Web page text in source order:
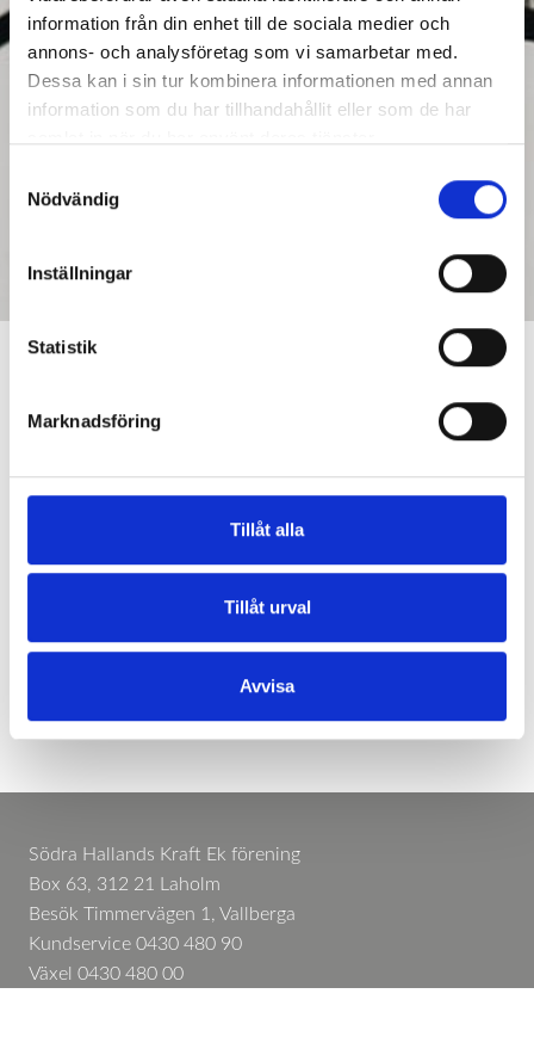
information från din enhet till de sociala medier och
annons- och analysföretag som vi samarbetar med.
Dessa kan i sin tur kombinera informationen med annan
information som du har tillhandahållit eller som de har
Nödvändig
Inställningar
Statistik
Marknadsföring
Tillåt alla
Tillåt urval
Avvisa
Under vecka 16 eller 17 kommer vi utföra
elnätsområde. Det gör vi med hjälp av helikopter
Det kan innebära viss bullerstörning och det kan
även störa hästar och andra djur.
Södra Hallands Kraft Ek förening
Box 63, 312 21 Laholm
Besök Timmervägen 1, Vallberga
Kundservice 0430 480 90
Växel 0430 480 00